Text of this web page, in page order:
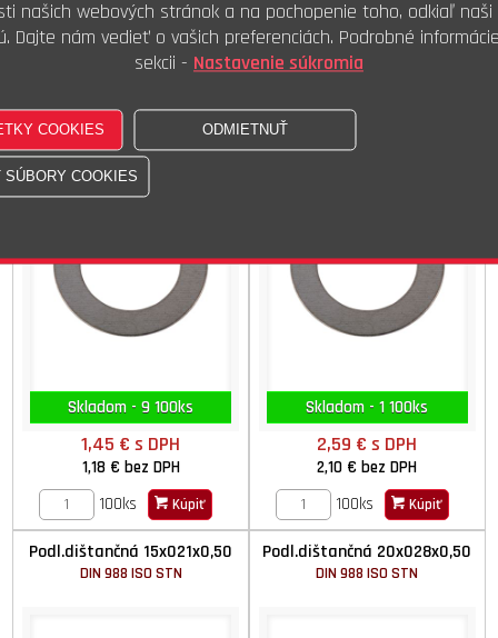
1,74 €bez DPH
Kúpiť
1,43 € bez DPH
100ks
DIN 988 ISO STN
Skladom - 9 100ks
1,45 €s DPH
1,18 € bez DPH
100ks
Kúpiť
Skladom - 1 100ks
2,59 €s DPH
2,10 €bez DPH
100ks
Kúpiť
Podl.dištančná 15x021x0,50
DIN 988 ISO STN
Podl.dištančná 20x028x0,50
DIN 988 ISO STN
našich webových stránok a na pochopenie toho, odkiaľ naši
Dajte nám vedieť o vašich preferenciách. Podrobné
sekcii - Nastavenie súkromia